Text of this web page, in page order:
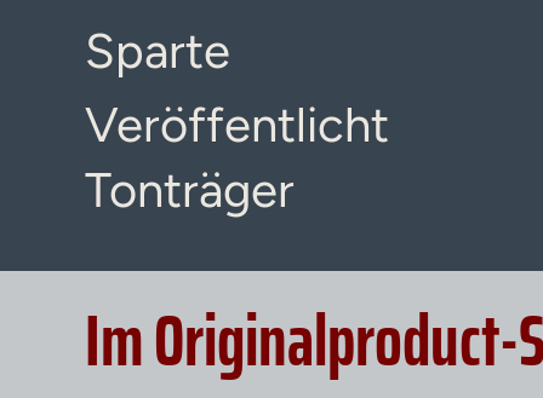
Sparte
Veröffentlicht
Tonträger
Im